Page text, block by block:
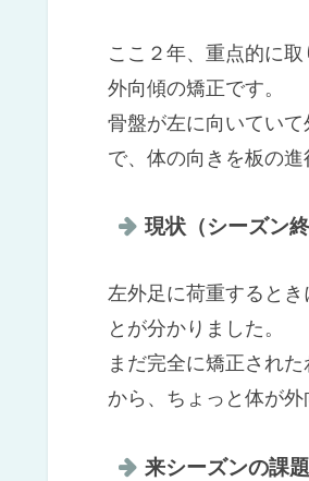
ここ２年、重点的に
外向傾の矯正です。
骨盤が左に向いてい
で、体の向きを板の
現状（シーズン終
左外足に荷重すると
とが分かりました。
まだ完全に矯正され
から、ちょっと体が外
来シーズンの課題